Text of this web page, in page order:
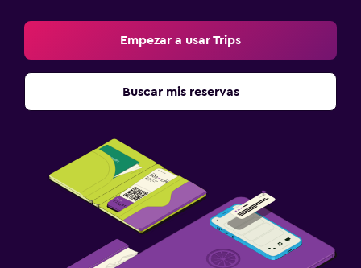
Empezar a usar Trips
Buscar mis reservas